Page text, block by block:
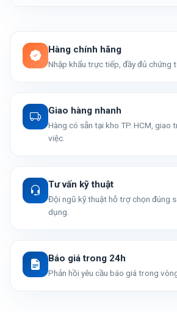
Hàng chính hãng
Nhập khẩu trực tiếp, đầy đủ chứng
Giao hàng nhanh
Hàng có sẵn tại kho TP. HCM, giao
việc.
Tư vấn kỹ thuật
Đội ngũ kỹ thuật hỗ trợ chọn đúng
dụng.
Báo giá trong 24h
Phản hồi yêu cầu báo giá trong